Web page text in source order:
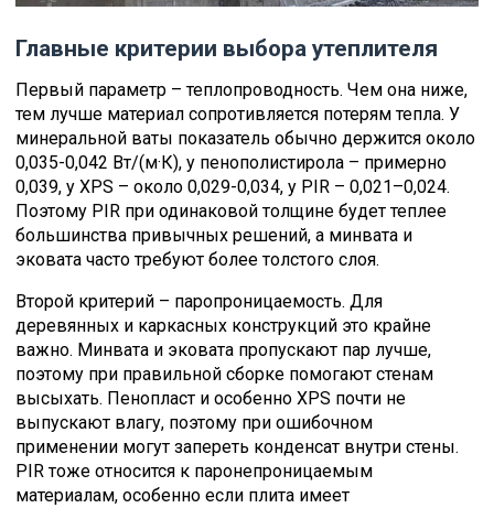
Главные критерии выбора утеплителя
Первый параметр – теплопроводность. Чем она ниже,
тем лучше материал сопротивляется потерям тепла. У
минеральной ваты показатель обычно держится около
0,035-0,042 Вт/(м·К), у пенополистирола – примерно
0,039, у XPS – около 0,029-0,034, у PIR – 0,021–0,024.
Поэтому PIR при одинаковой толщине будет теплее
большинства привычных решений, а минвата и
эковата часто требуют более толстого слоя.
Второй критерий – паропроницаемость. Для
деревянных и каркасных конструкций это крайне
важно. Минвата и эковата пропускают пар лучше,
поэтому при правильной сборке помогают стенам
высыхать. Пенопласт и особенно XPS почти не
выпускают влагу, поэтому при ошибочном
применении могут запереть конденсат внутри стены.
PIR тоже относится к паронепроницаемым
материалам, особенно если плита имеет